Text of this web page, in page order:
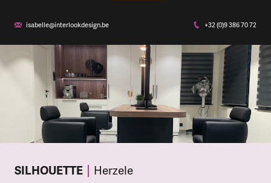
isabelle@interlookdesign.be +32 (0)9 386 70 72
SILHOUETTE Herzele